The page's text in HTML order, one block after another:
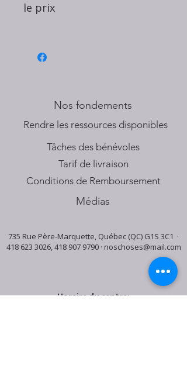
le prix
Nos fondements
​Rendre les ressources disponibles
Tâches des bénévoles
Tarif de livraison
Conditions de Remboursement
Médias
735 Rue Père-Marquette, Québec (QC) G1S 3C1 ·
418 623 3026,418 907 9790· noschoses@mail.com
Horaire du centre: